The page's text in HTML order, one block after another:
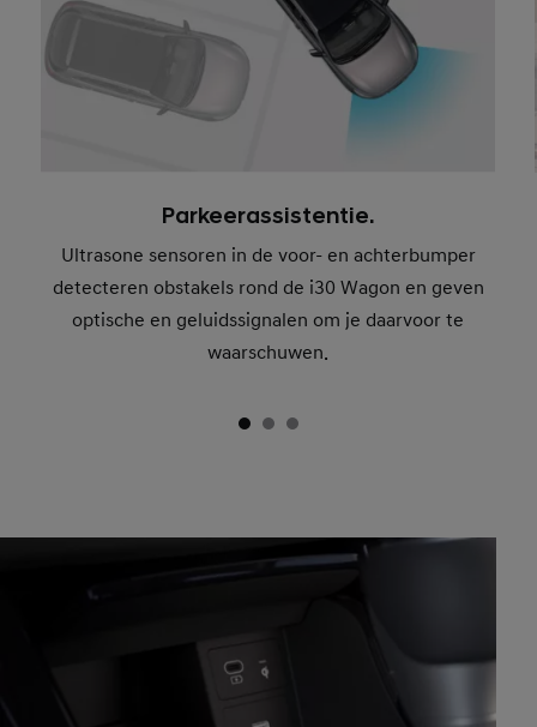
Parkeerassistentie.
Ultrasone sensoren in de voor- en achterbumper
detecteren obstakels rond de i30 Wagon en geven
optische en geluidssignalen om je daarvoor te
waarschuwen.